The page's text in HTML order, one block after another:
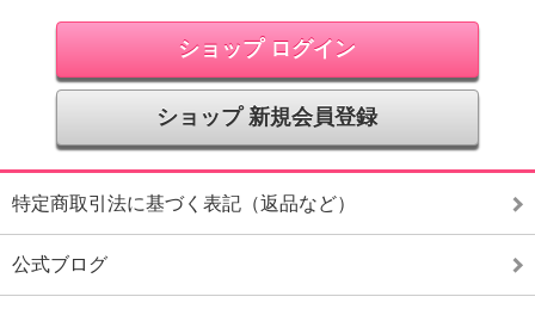
ショップ ログイン
ショップ 新規会員登録
特定商取引法に基づく表記（返品など）
公式ブログ